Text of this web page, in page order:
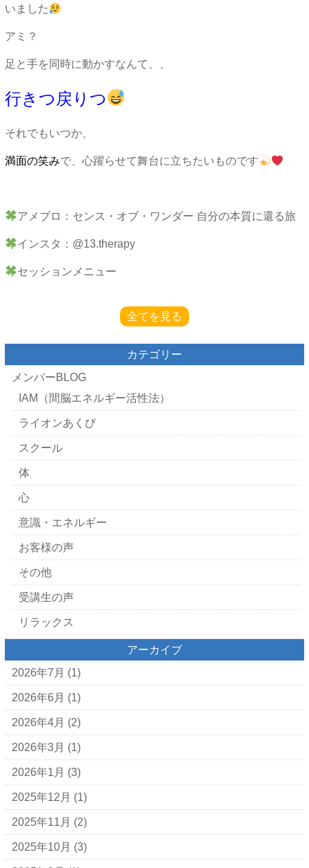
いました
アミ？
足と手を同時に動かすなんて、、
行きつ戻りつ
それでもいつか、
満面の笑みで、 心躍らせて舞台に立ちたいものです
アメブロ：センス・オブ・ワンダー 自分の本質に還る旅
インスタ：@13.therapy
セッションメニュー
全てを見る
カテゴリー
メンバーBLOG
IAM（間脳エネルギー活性法）
ライオンあくび
スクール
体
心
意識・エネルギー
お客様の声
その他
受講生の声
リラックス
アーカイブ
2026年7月 (1)
2026年6月 (1)
2026年4月 (2)
2026年3月 (1)
2026年1月 (3)
2025年12月 (1)
2025年11月 (2)
2025年10月 (3)